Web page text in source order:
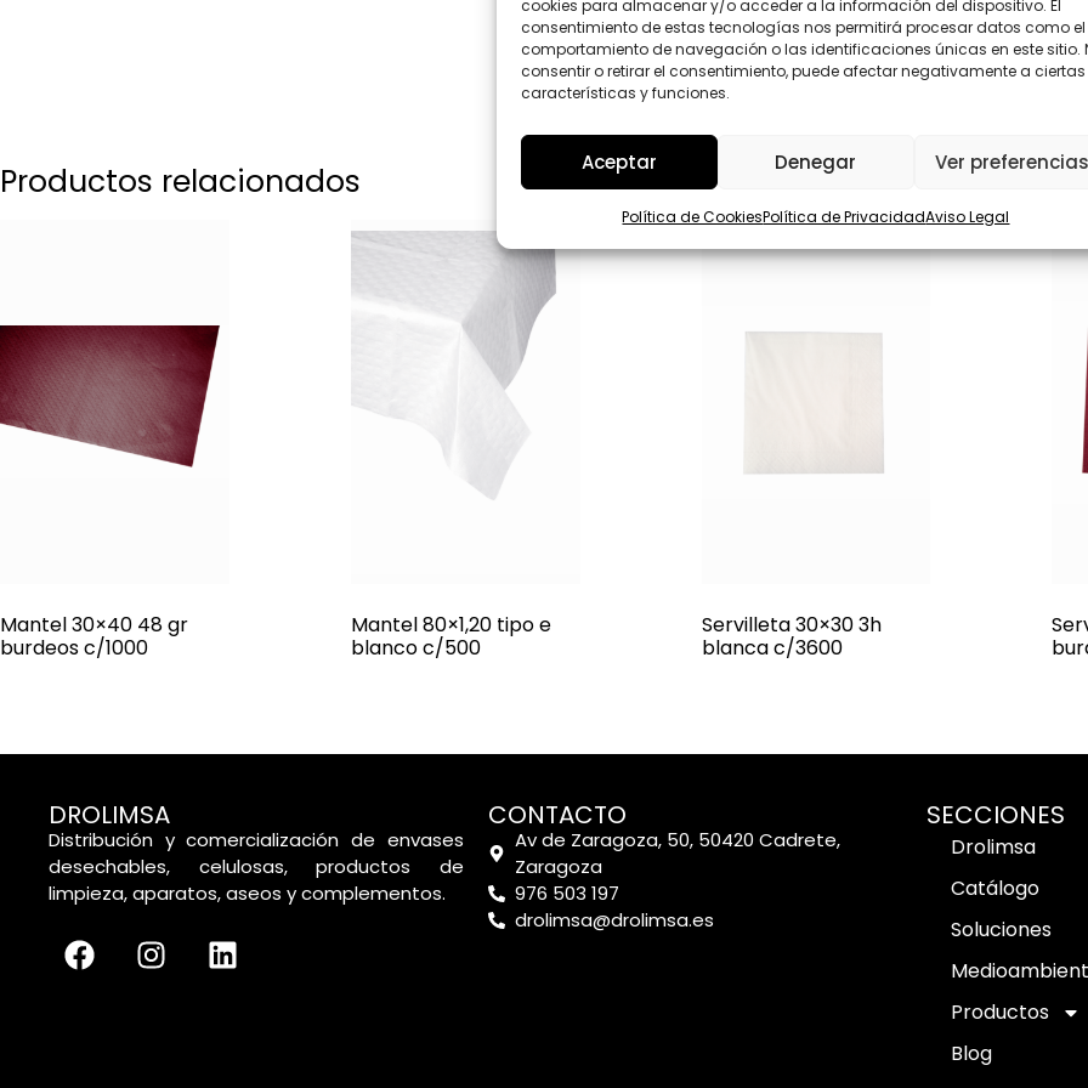
cookies para almacenar y/o acceder a la información del dispositivo. El
consentimiento de estas tecnologías nos permitirá procesar datos como el
comportamiento de navegación o las identificaciones únicas en este sitio.
consentir o retirar el consentimiento, puede afectar negativamente a ciertas
características y funciones.
Aceptar Denegar Ver
Política de CookiesPolítica de PrivacidadAviso Legal
i
d
a
d
S
c
c
i
o
D
*
Enviar
Productos relacionados
Mantel 30×40 48 gr
burdeos c/1000
Mantel 80×1,20 tipo e
blanco c/500
Servilleta 30×30 3h
blanca c/3600
DROLIMSA
Distribución y comercialización de envases
desechables, celulosas, productos de
limpieza, aparatos, aseos y complementos.
CONTACTO
Av de Zaragoza, 50, 50420 Cadrete,
Zaragoza
976 503 197
drolimsa@drolimsa.es
SECCIONES
Drolimsa
Catálogo
Soluciones
Productos
Blog